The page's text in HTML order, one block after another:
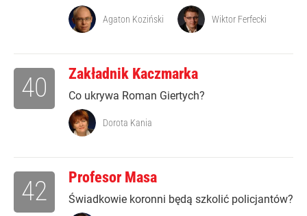
Agaton Koziński Wiktor Ferfecki
Zakładnik Kaczmarka
Co ukrywa Roman Giertych?
40
Dorota Kania
Profesor Masa
Świadkowie koronni będą szkolić policjantów?
42